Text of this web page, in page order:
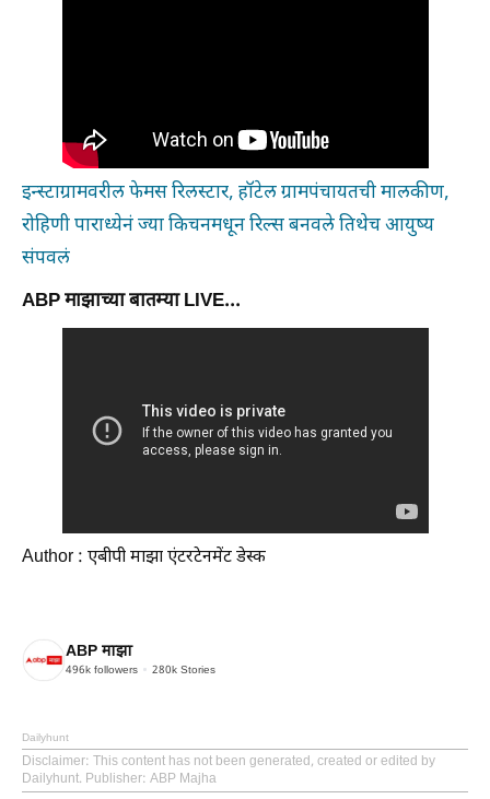
इन्स्टाग्रामवरील फेमस रिलस्टार, हॉटेल ग्रामपंचायतची मालकीण,
रोहिणी पाराध्येनं ज्या किचनमधून रिल्स बनवले तिथेच आयुष्य
संपवलं
ABP माझाच्या बातम्या LIVE...
Author : एबीपी माझा एंटरटेनमेंट डेस्क
ABP माझा
496k followers 280k Stories
Dailyhunt
Disclaimer: This content has not been generated, created or edited by
Dailyhunt. Publisher: ABP Majha